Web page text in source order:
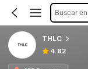
Buscar
THLC
4.82